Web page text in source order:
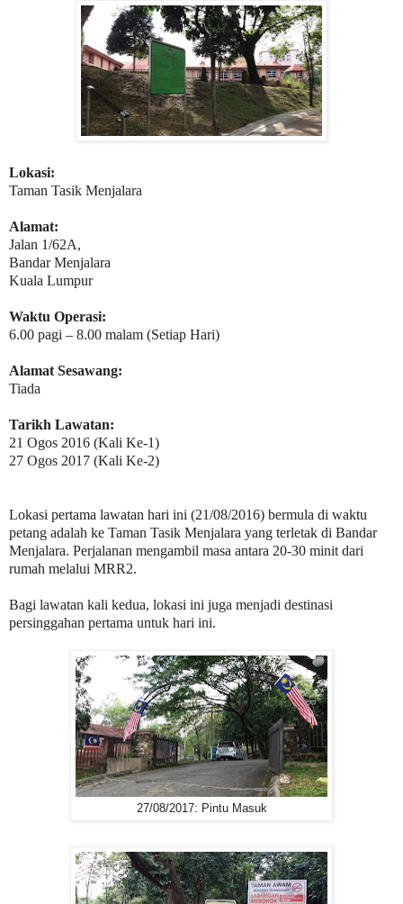
Lokasi:
Taman Tasik Menjalara
Alamat:
Jalan 1/62A,
Bandar Menjalara
Kuala Lumpur
Waktu Operasi:
6.00 pagi – 8.00 malam (Setiap Hari)
Alamat Sesawang:
Tiada
Tarikh Lawatan:
21 Ogos 2016 (Kali Ke-1)
27 Ogos 2017 (Kali Ke-2)
Lokasi pertama lawatan hari ini (21/08/2016) bermula di waktu
petang adalah ke Taman Tasik Menjalara yang terletak di Bandar
Menjalara. Perjalanan mengambil masa antara 20-30 minit dari
rumah melalui MRR2.
Bagi lawatan kali kedua, lokasi ini juga menjadi destinasi
persinggahan pertama untuk hari ini.
27/08/2017: Pintu Masuk